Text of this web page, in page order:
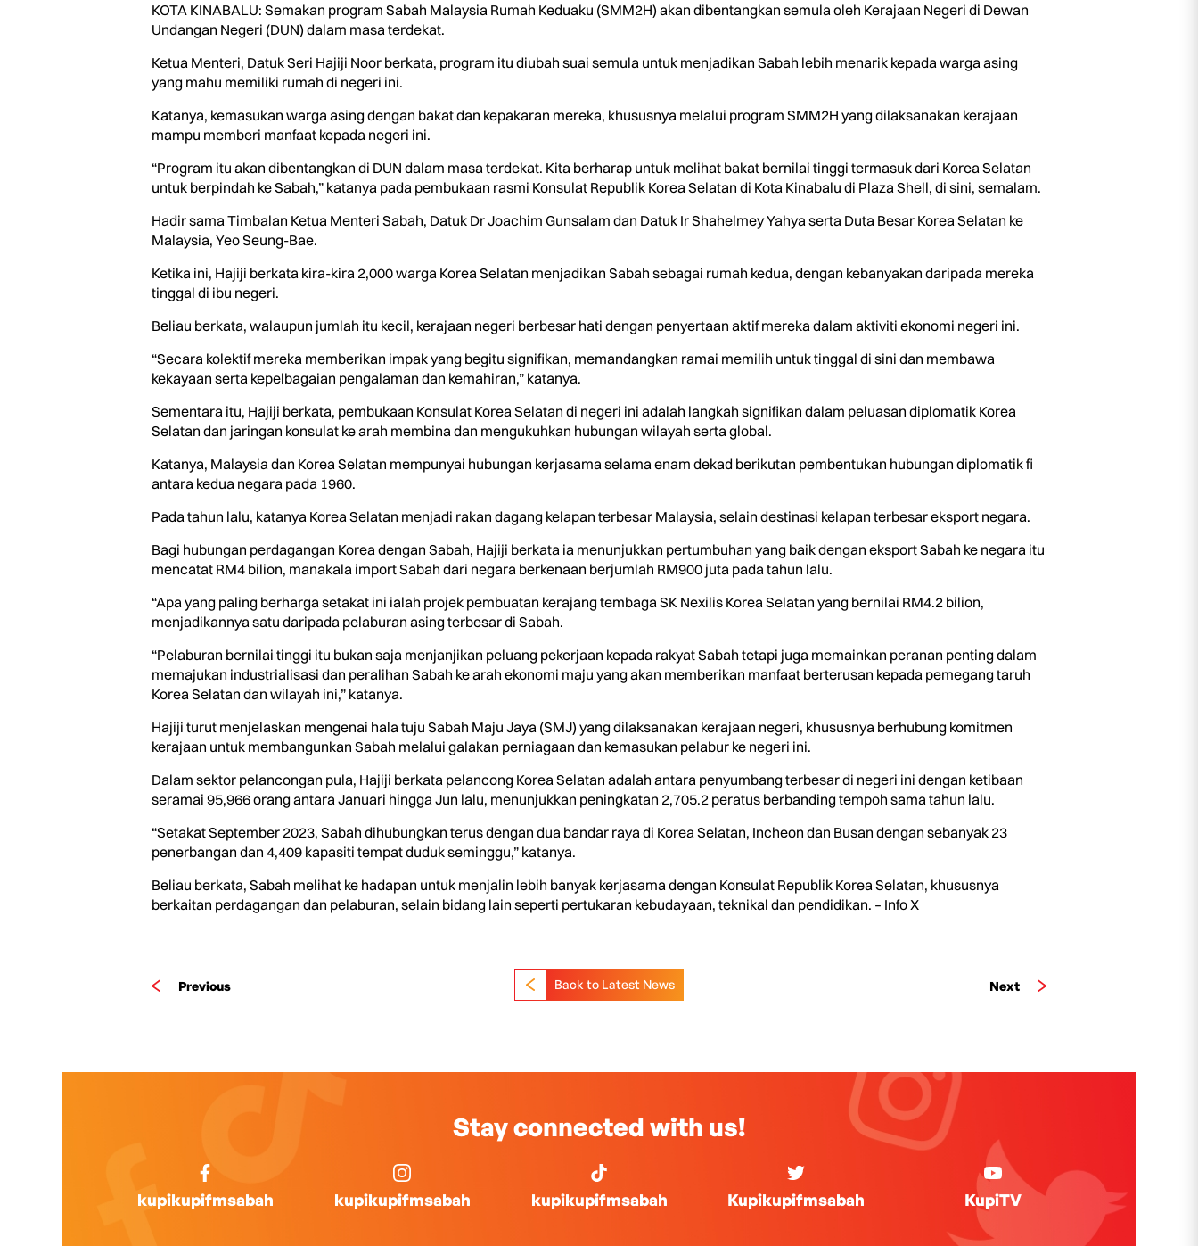
KOTA KINABALU: Semakan program Sabah Malaysia Rumah Keduaku (SMM2H) akan dibentangkan semula oleh Kerajaan Negeri di Dewan
Undangan Negeri (DUN) dalam masa terdekat.
Ketua Menteri, Datuk Seri Hajiji Noor berkata, program itu diubah suai semula untuk menjadikan Sabah lebih menarik kepada warga asing
yang mahu memiliki rumah di negeri ini.
Katanya, kemasukan warga asing dengan bakat dan kepakaran mereka, khususnya melalui program SMM2H yang dilaksanakan kerajaan
mampu memberi manfaat kepada negeri ini.
“Program itu akan dibentangkan di DUN dalam masa terdekat. Kita berharap untuk melihat bakat bernilai tinggi termasuk dari Korea Selatan
untuk berpindah ke Sabah,” katanya pada pembukaan rasmi Konsulat Republik Korea Selatan di Kota Kinabalu di Plaza Shell, di sini, semalam.
Hadir sama Timbalan Ketua Menteri Sabah, Datuk Dr Joachim Gunsalam dan Datuk Ir Shahelmey Yahya serta Duta Besar Korea Selatan ke
Malaysia, Yeo Seung-Bae.
Ketika ini, Hajiji berkata kira-kira 2,000 warga Korea Selatan menjadikan Sabah sebagai rumah kedua, dengan kebanyakan daripada mereka
tinggal di ibu negeri.
Beliau berkata, walaupun jumlah itu kecil, kerajaan negeri berbesar hati dengan penyertaan aktif mereka dalam aktiviti ekonomi negeri ini.
“Secara kolektif mereka memberikan impak yang begitu signifikan, memandangkan ramai memilih untuk tinggal di sini dan membawa
kekayaan serta kepelbagaian pengalaman dan kemahiran,” katanya.
Sementara itu, Hajiji berkata, pembukaan Konsulat Korea Selatan di negeri ini adalah langkah signifikan dalam peluasan diplomatik Korea
Selatan dan jaringan konsulat ke arah membina dan mengukuhkan hubungan wilayah serta global.
Katanya, Malaysia dan Korea Selatan mempunyai hubungan kerjasama selama enam dekad berikutan pembentukan hubungan diplomatik fi
antara kedua negara pada 1960.
Pada tahun lalu, katanya Korea Selatan menjadi rakan dagang kelapan terbesar Malaysia, selain destinasi kelapan terbesar eksport negara.
Bagi hubungan perdagangan Korea dengan Sabah, Hajiji berkata ia menunjukkan pertumbuhan yang baik dengan eksport Sabah ke negara itu
mencatat RM4 bilion, manakala import Sabah dari negara berkenaan berjumlah RM900 juta pada tahun lalu.
“Apa yang paling berharga setakat ini ialah projek pembuatan kerajang tembaga SK Nexilis Korea Selatan yang bernilai RM4.2 bilion,
menjadikannya satu daripada pelaburan asing terbesar di Sabah.
“Pelaburan bernilai tinggi itu bukan saja menjanjikan peluang pekerjaan kepada rakyat Sabah tetapi juga memainkan peranan penting dalam
memajukan industrialisasi dan peralihan Sabah ke arah ekonomi maju yang akan memberikan manfaat berterusan kepada pemegang taruh
Korea Selatan dan wilayah ini,” katanya.
Hajiji turut menjelaskan mengenai hala tuju Sabah Maju Jaya (SMJ) yang dilaksanakan kerajaan negeri, khususnya berhubung komitmen
kerajaan untuk membangunkan Sabah melalui galakan perniagaan dan kemasukan pelabur ke negeri ini.
Dalam sektor pelancongan pula, Hajiji berkata pelancong Korea Selatan adalah antara penyumbang terbesar di negeri ini dengan ketibaan
seramai 95,966 orang antara Januari hingga Jun lalu, menunjukkan peningkatan 2,705.2 peratus berbanding tempoh sama tahun lalu.
“Setakat September 2023, Sabah dihubungkan terus dengan dua bandar raya di Korea Selatan, Incheon dan Busan dengan sebanyak 23
penerbangan dan 4,409 kapasiti tempat duduk seminggu,” katanya.
Beliau berkata, Sabah melihat ke hadapan untuk menjalin lebih banyak kerjasama dengan Konsulat Republik Korea Selatan, khususnya
berkaitan perdagangan dan pelaburan, selain bidang lain seperti pertukaran kebudayaan, teknikal dan pendidikan. – Info X
Previous Next
Back to Latest News
Stay connected with us!
kupikupifmsabah kupikupifmsabah kupikupifmsabah Kupikupifmsabah KupiTV